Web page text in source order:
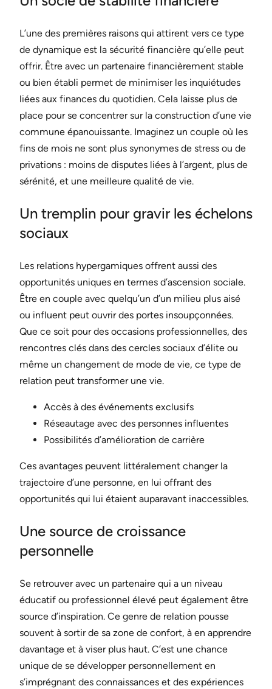
L’une des premières raisons qui attirent vers ce type
de dynamique est la sécurité financière qu’elle peut
offrir. Être avec un partenaire financièrement stable
ou bien établi permet de minimiser les inquiétudes
liées aux finances du quotidien. Cela laisse plus de
place pour se concentrer sur la construction d’une vie
commune épanouissante. Imaginez un couple où les
fins de mois ne sont plus synonymes de stress ou de
privations : moins de disputes liées à l’argent, plus de
sérénité, et une meilleure qualité de vie.
Un tremplin pour gravir les échelons
sociaux
Les relations hypergamiques offrent aussi des
opportunités uniques en termes d’ascension sociale.
Être en couple avec quelqu’un d’un milieu plus aisé
ou influent peut ouvrir des portes insoupçonnées.
Que ce soit pour des occasions professionnelles, des
rencontres clés dans des cercles sociaux d’élite ou
même un changement de mode de vie, ce type de
relation peut transformer une vie.
Accès à des événements exclusifs
Réseautage avec des personnes influentes
Possibilités d’amélioration de carrière
Ces avantages peuvent littéralement changer la
trajectoire d’une personne, en lui offrant des
opportunités qui lui étaient auparavant inaccessibles.
Une source de croissance
personnelle
Se retrouver avec un partenaire qui a un niveau
éducatif ou professionnel élevé peut également être
source d’inspiration. Ce genre de relation pousse
souvent à sortir de sa zone de confort, à en apprendre
davantage et à viser plus haut. C’est une chance
unique de se développer personnellement en
s’imprégnant des connaissances et des expériences